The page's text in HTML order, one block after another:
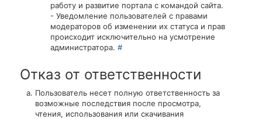
работу и развитие портала с командой сайта.
- Уведомление пользователей с правами
модераторов об изменении их статуса и прав
происходит исключительно на усмотрение
администратора. #
Отказ от ответственности
Пользователь несет полную ответственность за
возможные последствия после просмотра,
чтения, использования или скачивания